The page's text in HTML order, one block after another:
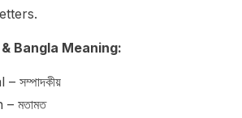
Bangla Meaning:
সম্পাদকীয়
মতামত